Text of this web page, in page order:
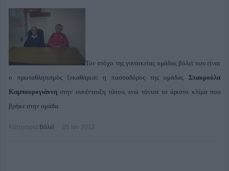
Τον στόχο της γυναικείας ομάδας βόλεϊ που είναι
ο πρωταθλητισμός ξεκαθάρισε η πασσαδόρος της ομάδας Σταυρούλα
Καμπουρογιάννηστην συνέντευξη τύπου, ενώ τόνισε το άριστο κλίμα που
βρήκε στην ομάδα.
Κατηγορία Βόλεϊ 05 Ιαν 2012